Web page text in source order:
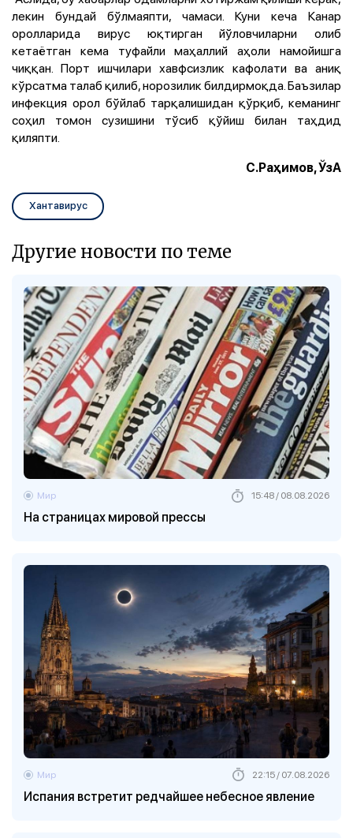
лекин бундай бўлмаяпти, чамаси. Куни кеча Канар
оролларида вирус юқтирган йўловчиларни олиб
кетаётган кема туфайли маҳаллий аҳоли намойишга
чиққан. Порт ишчилари хавфсизлик кафолати ва аниқ
кўрсатма талаб қилиб, норозилик билдирмоқда. Баъзилар
инфекция орол бўйлаб тарқалишидан қўрқиб, кеманинг
соҳил томон сузишини тўсиб қўйиш билан таҳдид
қиляпти.
С.Раҳимов, ЎзА
Хантавирус
Другие новости по теме
На страницах мировой прессы
Мир 15:48 / 08.08.2026
Испания встретит редчайшее небесное явление
Мир 22:15 / 07.08.2026